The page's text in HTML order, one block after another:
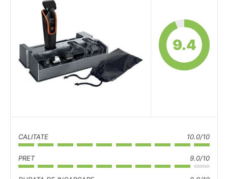
9.4
CALITATE 10.0/10
PRET 9.0/10